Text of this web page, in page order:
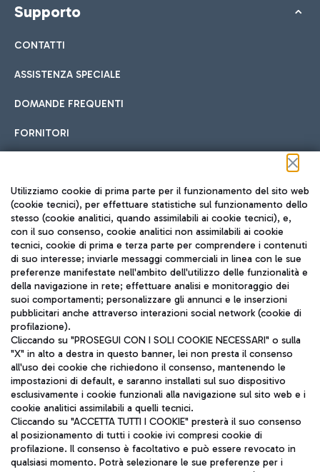
Supporto
CONTATTI
ASSISTENZA SPECIALE
DOMANDE FREQUENTI
FORNITORI
Seguici sui social
TRAVEL JOURNAL
ITA
Aeroporti di Roma S.p.A. - Società soggetta a direzione e
coordinamento di Mundys S.p.A.
Codice fiscale e Registro delle Imprese di Roma 13032990155 P.
IVA 06572251004
Capitale sociale 62.224.743,00 int. vers.
Utilizziamo cookie di prima parte per il funzionamento del sito web
(cookie tecnici), per effettuare statistiche sul funzionamento dello
stesso (cookie analitici, quando assimilabili ai cookie tecnici), e,
con il suo consenso, cookie analitici non assimilabili ai cookie
tecnici, cookie di prima e terza parte per comprendere i contenuti
di suo interesse; inviarle messaggi commerciali in linea con le sue
preferenze manifestate nell'ambito dell'utilizzo delle funzionalità e
della navigazione in rete; effettuare analisi e monitoraggio dei
suoi comportamenti; personalizzare gli annunci e le inserzioni
pubblicitari anche attraverso interazioni social network (cookie di
profilazione).
Cliccando su "PROSEGUI CON I SOLI COOKIE NECESSARI" o sulla
"X" in alto a destra in questo banner, lei non presta il consenso
all'uso dei cookie che richiedono il consenso, mantenendo le
impostazioni di default, e saranno installati sul suo dispositivo
esclusivamente i cookie funzionali alla navigazione sul sito web e i
cookie analitici assimilabili a quelli tecnici.
Cliccando su "ACCETTA TUTTI I COOKIE" presterà il suo consenso
al posizionamento di tutti i cookie ivi compresi cookie di
profilazione. Il consenso è facoltativo e può essere revocato in
qualsiasi momento. Potrà selezionare le sue preferenze per i